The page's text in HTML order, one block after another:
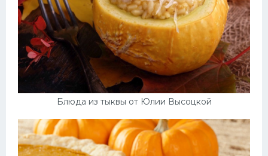
Блюда из тыквы от Юлии Высоцкой